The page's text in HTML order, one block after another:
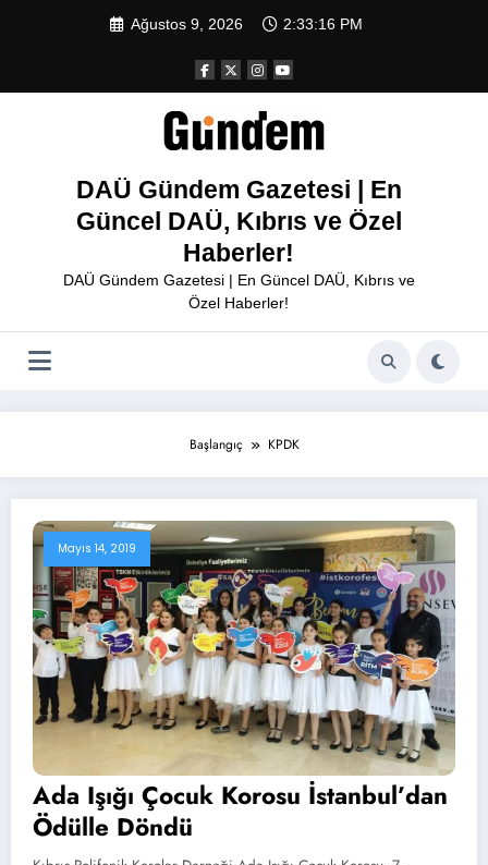
Ağustos 9, 2026 2:33:16 PM
DAÜ Gündem Gazetesi | En
Güncel DAÜ, Kıbrıs ve Özel
Haberler!
DAÜ Gündem Gazetesi | En Güncel DAÜ, Kıbrıs ve
Özel Haberler!
Başlangıç KPDK
Mayıs 14, 2019
Ada Işığı Çocuk Korosu İstanbul’dan
Ödülle Döndü